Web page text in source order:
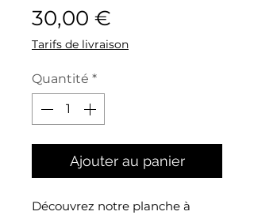
30,00 €
Tarifs de livraison
Quantité *
Ajouter au panier
Découvrez notre planche à